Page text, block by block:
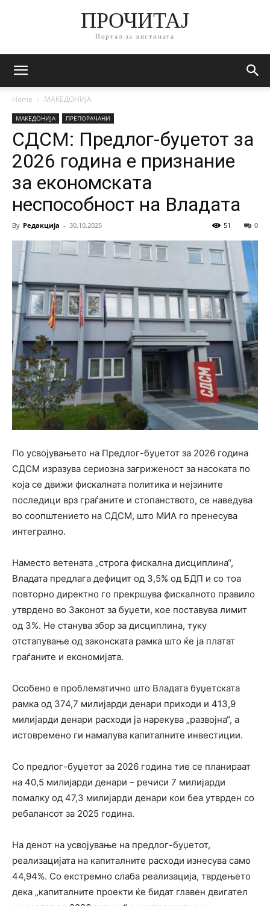
ПРОЧИТАЈ
Портал за вистината
Home МАКЕДОНИЈА
МАКЕДОНИЈА ПРЕПОРАЧАНИ
СДСМ: Предлог-буџетот за
2026 година е признание
за економската
неспособност на Владата
By Редакција - 30.10.2025 0
51
По усвојувањето на Предлог-буџетот за 2026 година
СДСМ изразува сериозна загриженост за насоката по
која се движи фискалната политика и нејзините
последици врз граѓаните и стопанството, се наведува
во соопштението на СДСМ, што МИА го пренесува
интегрално.
Наместо ветената „строга фискална дисциплина“,
Владата предлага дефицит од 3,5% од БДП и со тоа
повторно директно го прекршува фискалното правило
утврдено во Законот за буџети, кое поставува лимит
од 3%. Не станува збор за дисциплина, туку
отстапување од законската рамка што ќе ја платат
граѓаните и економијата.
Особено е проблематично што Владата буџетската
рамка од 374,7 милијарди денари приходи и 413,9
милијарди денари расходи ја нарекува „развојна“, а
истовремено ги намалува капиталните инвестиции.
Со предлог-буџетот за 2026 година тие се планираат
на 40,5 милијарди денари – речиси 7 милијарди
помалку од 47,3 милијарди денари кои беа утврден со
ребалансот за 2025 година.
На денот на усвојување на предлог-буџетот,
реализацијата на капиталните расходи изнесува само
44,94%. Со екстремно слаба реализација, тврдењето
дека „капиталните проекти ќе бидат главен двигател